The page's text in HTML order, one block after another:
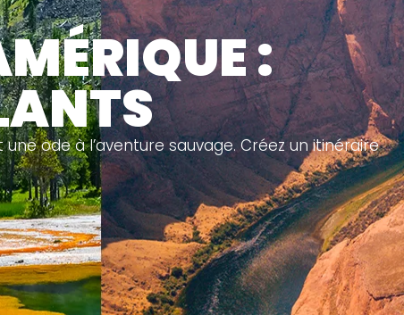
:
ode à l’aventure sauvage. Créez un itinéraire